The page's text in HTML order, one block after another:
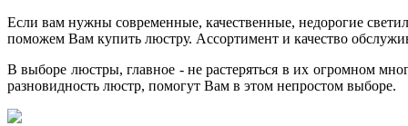
Если вам нужны современные, качественные, недорогие
поможем Вам купить люстру. Ассортимент и качество
В выборе люстры, главное - не растеряться в их огромном
разновидность люстр, помогут Вам в этом непростом выборе.